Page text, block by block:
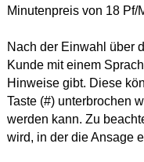
Minutenpreis von 18 Pf/
Nach der Einwahl über
Kunde mit einem
Hinweise gibt. Diese
Taste (#) unterbrochen
werden kann. Zu
wird, in der die Ansage